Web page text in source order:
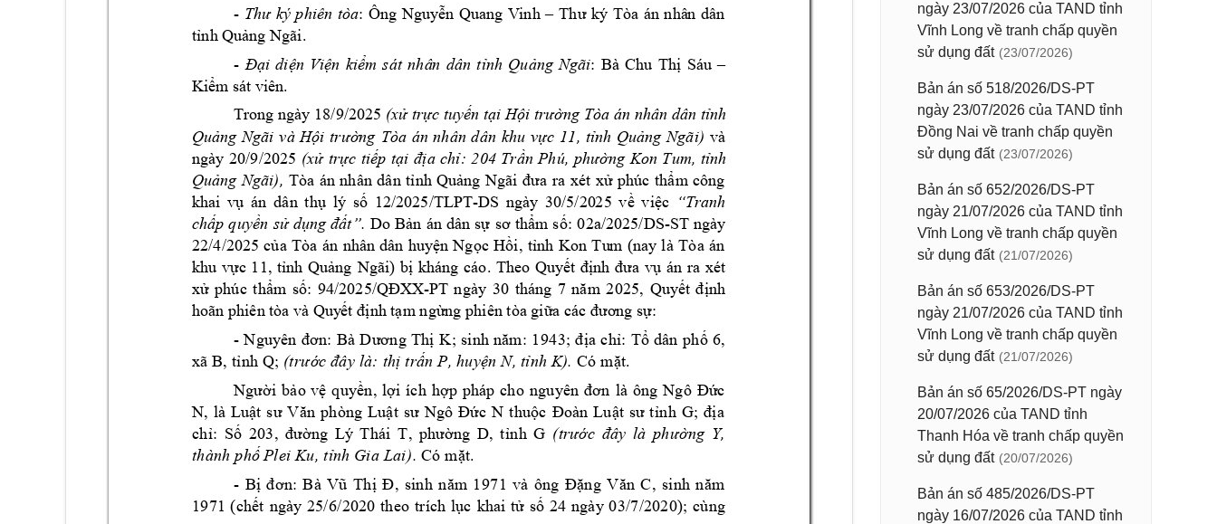
- Thư ký phiên tòa: Ông Nguyễn Quang Vinh – Thư ký Tòa án nhân dân
tỉnh Quảng Ngãi.
- Đại diện Viện kiểm sát nhân dân tỉnh Quảng Ngãi: Bà Chu Thị Sáu –
Kiểm sát viên.
Trong ngày 18/9/2025 (xử trực tuyến tại Hội trường Tòa án nhân dân tỉnh
Quảng Ngãi và Hội trường Tòa án nhân dân khu vực 11, tỉnh Quảng Ngãi) và
ngày 20/9/2025 (xử trực tiếp tại địa chỉ: 204 Trần Phú, phường Kon Tum, tỉnh
Quảng Ngãi), Tòa án nhân dân tỉnh Quảng Ngãi đưa ra xét xử phúc thẩm công
khai vụ án dân thụ lý số 12/2025/TLPT-DS ngày 30/5/2025 về việc “Tranh
chấp quyền sử dụng đất”. Do Bản án dân sự sơ thẩm số: 02a/2025/DS-ST ngày
22/4/2025 của Tòa án nhân dân huyện Ngọc Hồi, tỉnh Kon Tum (nay là Tòa án
khu vực 11, tỉnh Quảng Ngãi) bị kháng cáo. Theo Quyết định đưa vụ án ra xét
xử phúc thẩm số: 94/2025/QĐXX-PT ngày 30 tháng 7 năm 2025, Quyết định
hoãn phiên tòa và Quyết định tạm ngừng phiên tòa giữa các đương sự:
- Nguyên đơn: Bà Dương Thị K; sinh năm: 1943; địa chỉ: Tổ dân phố 6,
xã B, tỉnh Q; (trước đây là: thị trấn P, huyện N, tỉnh K). Có mặt.
Người bảo vệ quyền, lợi ích hợp pháp cho nguyên đơn là ông Ngô Đức
N, là Luật sư Văn phòng Luật sư Ngô Đức N thuộc Đoàn Luật sư tỉnh G; địa
chỉ: Số 203, đường Lý Thái T, phường D, tỉnh G (trước đây là phường Y,
thành phố Plei Ku, tỉnh Gia Lai). Có mặt.
- Bị đơn: Bà Vũ Thị Đ, sinh năm 1971 và ông Đặng Văn C, sinh năm
1971 (chết ngày 25/6/2020 theo trích lục khai tử số 24 ngày 03/7/2020); cùng
ngày 23/07/2026 của TAND tỉnh
Vĩnh Long về tranh chấp quyền
sử dụng đất (23/07/2026)
Bản án số 518/2026/DS-PT
ngày 23/07/2026 của TAND tỉnh
Đồng Nai về tranh chấp quyền
sử dụng đất (23/07/2026)
Bản án số 652/2026/DS-PT
ngày 21/07/2026 của TAND tỉnh
Vĩnh Long về tranh chấp quyền
sử dụng đất (21/07/2026)
Bản án số 653/2026/DS-PT
ngày 21/07/2026 của TAND tỉnh
Vĩnh Long về tranh chấp quyền
sử dụng đất (21/07/2026)
Bản án số 65/2026/DS-PT ngày
20/07/2026 của TAND tỉnh
Thanh Hóa về tranh chấp quyền
sử dụng đất (20/07/2026)
Bản án số 485/2026/DS-PT
ngày 16/07/2026 của TAND tỉnh